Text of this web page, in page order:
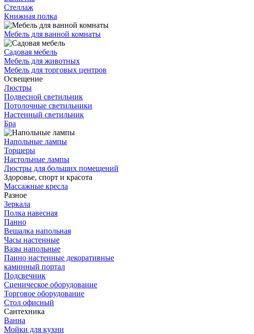
Стеллаж
Книжная полка
Мебель для ванной комнаты
Садовая мебель
Мебель для животных
Мебель для торговых центров
Освещение
Люстры
Подвесной светильник
Потолочные светильники
Настенный светильник
Бра
Напольные лампы
Торшеры
Настольные лампы
Люстры для больших помещений
Здоровье, спорт и красота
Массажные кресла
Разное
Зеркала
Полка навесная
Панно
Вешалка напольная
Часы настенные
Вазы напольные
Панно настенные декоративные
каминный портал
Подсвечник
Сценическое оборудование
Торговое оборудование
Стол офисный
Сантехника
Ванна
Мойки для кухни